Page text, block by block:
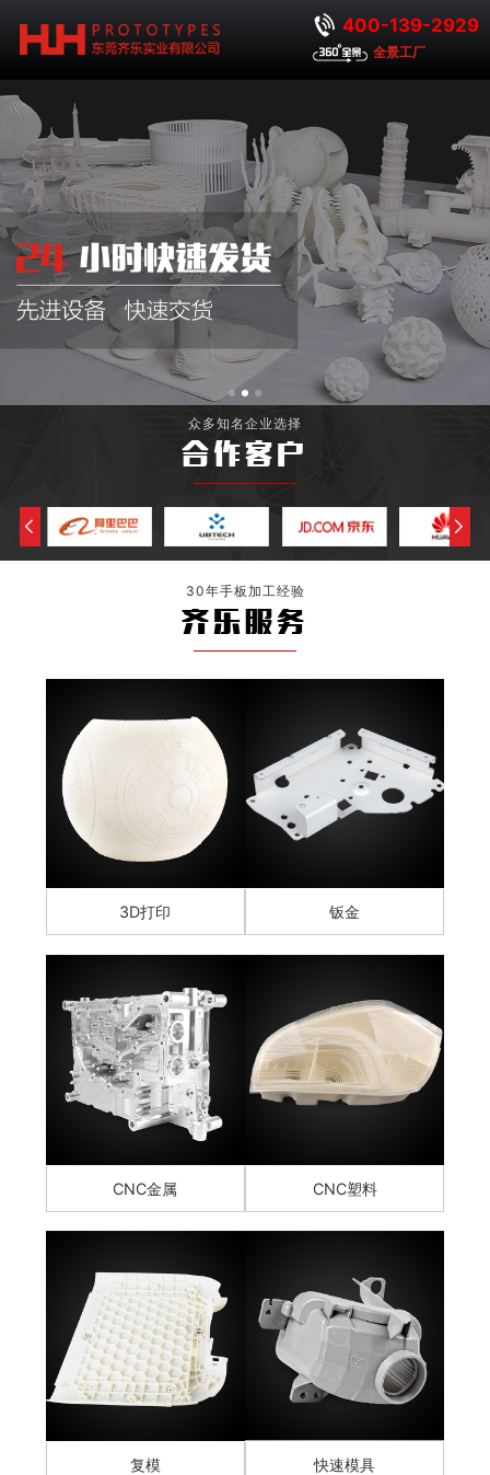
400-139-2929
全景工厂
众多知名企业选择
合作客户
30年手板加工经验
齐乐服务
3D打印 钣金
CNC金属 CNC塑料
复模 快速模具